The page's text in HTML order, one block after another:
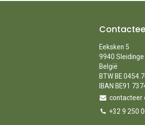
Eeksken 5
9940 Sleidinge
België
BTW BE
IBAN BE91
contacteer
+32 9 250